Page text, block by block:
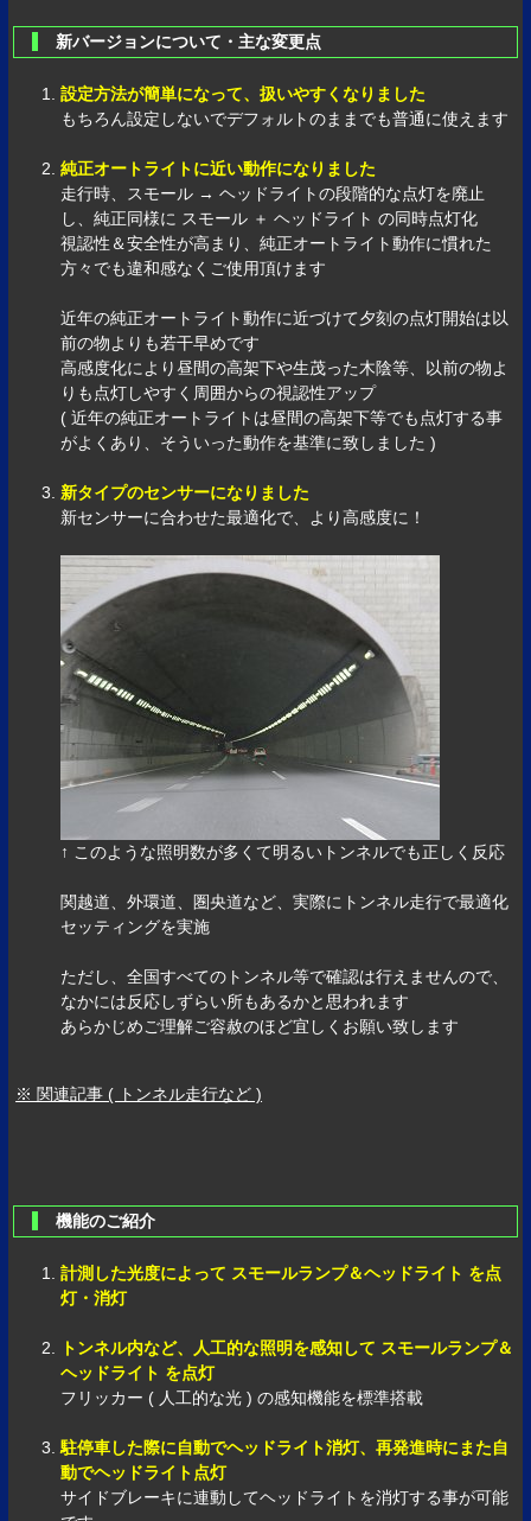
新バージョンについて・主な変更点
設定方法が簡単になって、扱いやすくなりました
もちろん設定しないでデフォルトのままでも普通に使えます
純正オートライトに近い動作になりました
走行時、スモール → ヘッドライトの段階的な点灯を廃止
し、純正同様に スモール ＋ ヘッドライト の同時点灯化
視認性＆安全性が高まり、純正オートライト動作に慣れた
方々でも違和感なくご使用頂けます
近年の純正オートライト動作に近づけて夕刻の点灯開始は以
前の物よりも若干早めです
高感度化により昼間の高架下や生茂った木陰等、以前の物よ
りも点灯しやすく周囲からの視認性アップ
( 近年の純正オートライトは昼間の高架下等でも点灯する事
がよくあり、そういった動作を基準に致しました )
新タイプのセンサーになりました
新センサーに合わせた最適化で、より高感度に！
↑ このような照明数が多くて明るいトンネルでも正しく反応
関越道、外環道、圏央道など、実際にトンネル走行で最適化
セッティングを実施
ただし、全国すべてのトンネル等で確認は行えませんので、
なかには反応しずらい所もあるかと思われます
あらかじめご理解ご容赦のほど宜しくお願い致します
※ 関連記事 ( トンネル走行など )
機能のご紹介
計測した光度によって スモールランプ＆ヘッドライト を点
灯・消灯
トンネル内など、人工的な照明を感知して スモールランプ＆
ヘッドライト を点灯
フリッカー ( 人工的な光 ) の感知機能を標準搭載
駐停車した際に自動でヘッドライト消灯、再発進時にまた自
動でヘッドライト点灯
サイドブレーキに連動してヘッドライトを消灯する事が可能